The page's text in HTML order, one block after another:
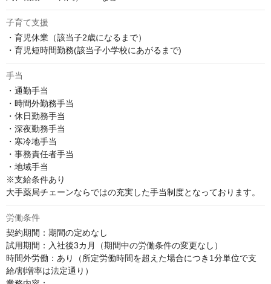
子育て支援
・育児休業（該当子2歳になるまで）
・育児短時間勤務(該当子小学校にあがるまで)
手当
・通勤手当
・時間外勤務手当
・休日勤務手当
・深夜勤務手当
・寒冷地手当
・事務責任者手当
・地域手当
※支給条件あり
大手薬局チェーンならではの充実した手当制度となっております。
労働条件
契約期間：期間の定めなし
試用期間：入社後3カ月（期間中の労働条件の変更なし）
時間外労働：あり（所定労働時間を超えた場合につき1分単位で支
給/割増率は法定通り）